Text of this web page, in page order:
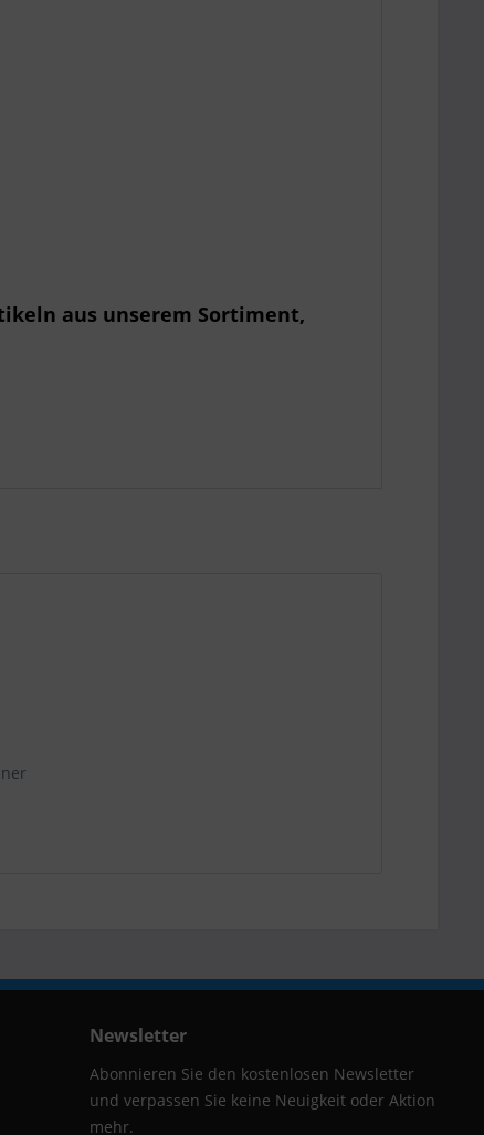
aus unserem Sortiment,
Newsletter
Abonnieren Sie den kostenlosen Newsletter
und verpassen Sie keine Neuigkeit oder Aktion
mehr.